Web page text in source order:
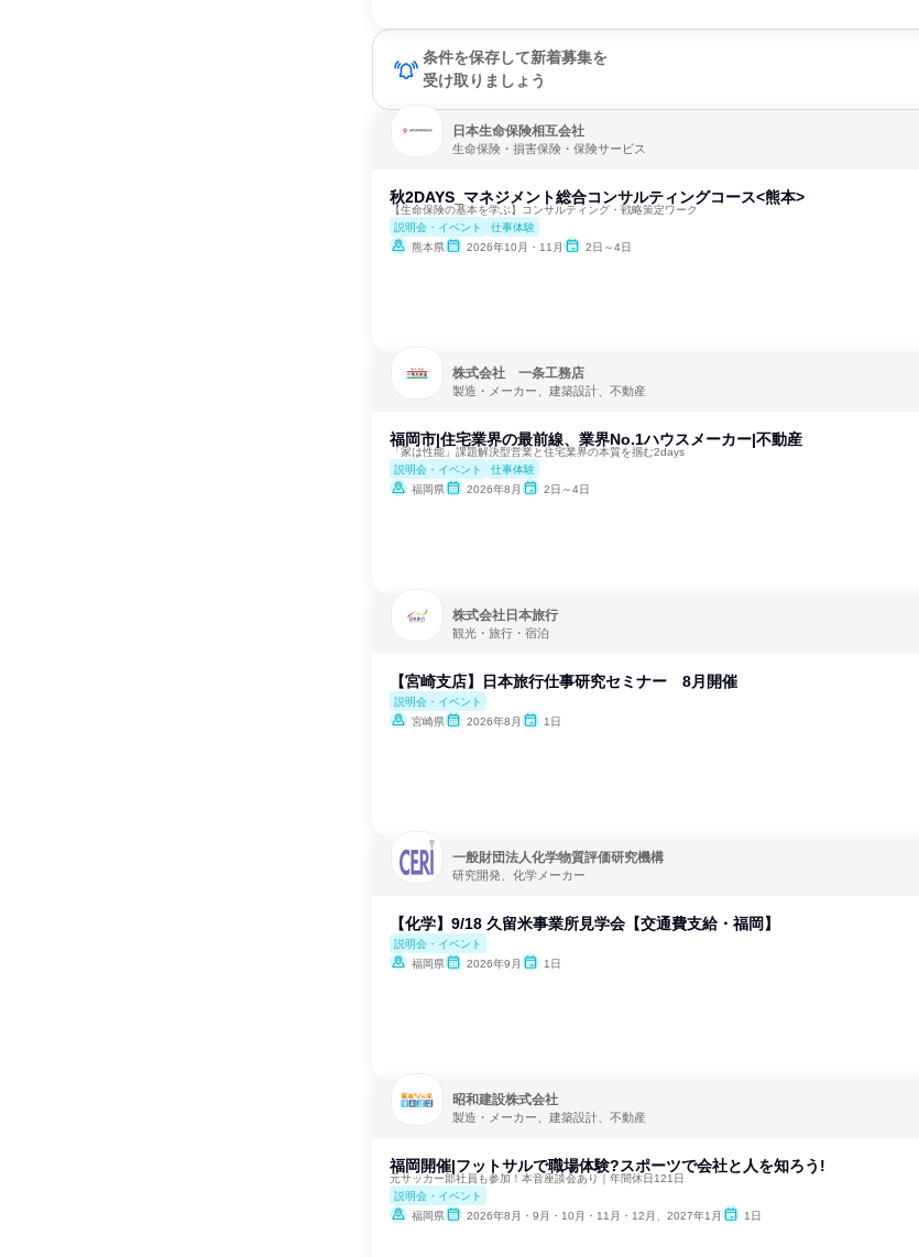
条件を保存して新着募集を
受け取りましょう
日本生命保険相互会社
生命保険・損害保険・保険サービス
秋2DAYS_マネジメント総合コンサルティングコース<熊本>
【生命保険の基本を学ぶ】コンサルティング・戦略策定ワーク
説明会・イベント
仕事体験
熊本県
2026年10月・11月 2日～4日
株式会社 一条工務店
製造・メーカー、建築設計、不動産
福岡市|住宅業界の最前線、業界No.1ハウスメーカー|不動産
「家は性能」課題解決型営業と住宅業界の本質を掴む2days
説明会・イベント
仕事体験
福岡県
2026年8月 2日～4日
株式会社日本旅行
観光・旅行・宿泊
【宮崎支店】日本旅行仕事研究セミナー 8月開催
説明会・イベント
宮崎県
2026年8月 1日
一般財団法人化学物質評価研究機構
研究開発、化学メーカー
【化学】9/18 久留米事業所見学会【交通費支給・福岡】
説明会・イベント
福岡県
2026年9月 1日
昭和建設株式会社
製造・メーカー、建築設計、不動産
福岡開催|フットサルで職場体験?スポーツで会社と人を知ろう!
元サッカー部社員も参加！本音座談会あり｜年間休日121日
説明会・イベント
福岡県
2026年8月・9月・10月・11月・12月、2027年1月 1日